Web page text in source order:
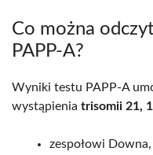
Co można
PAPP-A?
Wyniki testu PAPP-A
wystąpienia trisomii 21,
zespołowi Downa,